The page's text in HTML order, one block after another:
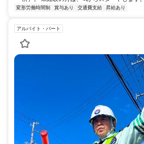
変形労働時間制 賞与あり 交通費支給 昇給あり
アルバイト・パート